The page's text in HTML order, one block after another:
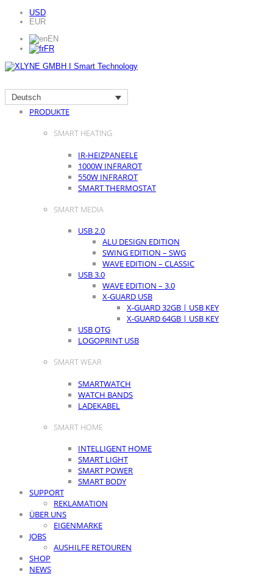
USD
EUR
EN
FR
Deutsch
HOME
PRODUKTE
SMART HEATING
IR-HEIZPANEELE
1000W INFRAROT
550W INFRAROT
SMART THERMOSTAT
SMART MEDIA
USB 2.0
ALU DESIGN EDITION
SWING EDITION – SWG
WAVE EDITION – CLASSIC
USB 3.0
WAVE EDITION – 3.0
X-GUARD USB
X-GUARD 32GB | USB KEY
X-GUARD 64GB | USB KEY
USB OTG
LOGOPRINT USB
SMART WEAR
SMARTWATCH
WATCH BANDS
LADEKABEL
SMART HOME
INTELLIGENT HOME
SMART LIGHT
SMART POWER
SMART BODY
SUPPORT
REKLAMATION
ÜBER UNS
EIGENMARKE
JOBS
AUSHILFE RETOUREN
SHOP
NEWS